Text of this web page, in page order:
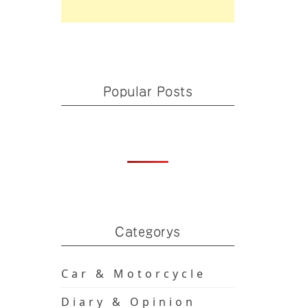
Popular Posts
Categorys
Car & Motorcycle
Diary & Opinion